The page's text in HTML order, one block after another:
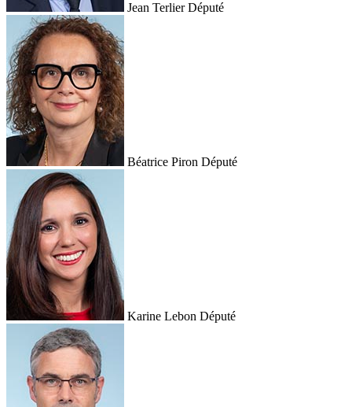
Jean Terlier Député
Béatrice Piron Député
Karine Lebon Député